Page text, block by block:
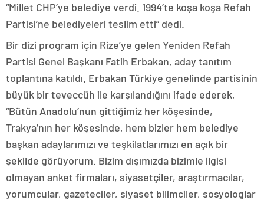
“Millet CHP’ye belediye verdi. 1994’te koşa koşa Refah
Partisi’ne belediyeleri teslim etti” dedi.
Bir dizi program için Rize’ye gelen Yeniden Refah
Partisi Genel Başkanı Fatih Erbakan, aday tanıtım
toplantına katıldı. Erbakan Türkiye genelinde partisinin
büyük bir teveccüh ile karşılandığını ifade ederek,
“Bütün Anadolu’nun gittiğimiz her köşesinde,
Trakya’nın her köşesinde, hem bizler hem belediye
başkan adaylarımızı ve teşkilatlarımızı en açık bir
şekilde görüyorum. Bizim dışımızda bizimle ilgisi
olmayan anket firmaları, siyasetçiler, araştırmacılar,
yorumcular, gazeteciler, siyaset bilimciler, sosyologlar